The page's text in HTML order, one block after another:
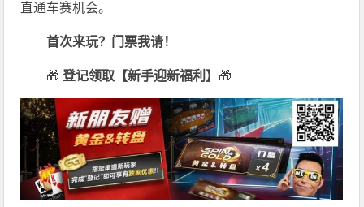
直通车赛机会。
首次来玩？门票我请！
🎁 登记领取【新手迎新福利】 🎁